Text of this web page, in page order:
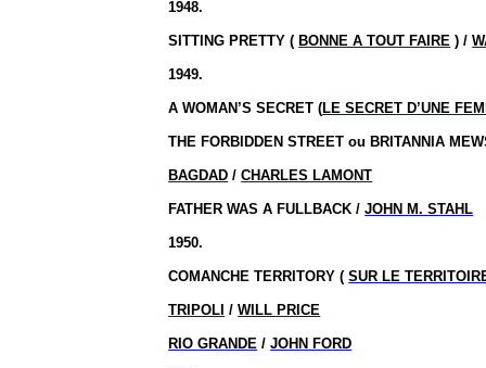
1948.
SITTING PRETTY ( BONNE A TOUT FAIRE ) /
1949.
A WOMAN’S SECRET (LE SECRET D’UNE
THE FORBIDDEN STREET ou BRITANNIA
BAGDAD /CHARLES LAMONT
FATHER WAS A FULLBACK /JOHN M. STAHL
1950.
COMANCHE TERRITORY (SUR LE
TRIPOLI /WILL PRICE
RIO GRANDE /JOHN FORD